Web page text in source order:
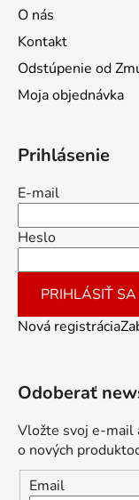
O nás
Kontakt
Odstúpenie od
Moja objednávka
Prihlásenie
E-mail
Heslo
PRIHLÁSIŤ SA
Nová registrácia
Odoberať
Vložte svoj e-mail
o nových
Email